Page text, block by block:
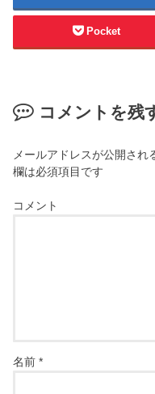
Pocket
コメントを残
メールアドレスが公開され
欄は必須項目です
コメント
名前*